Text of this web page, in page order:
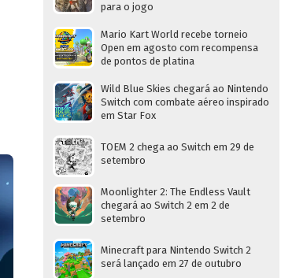
para o jogo
Mario Kart World recebe torneio
Open em agosto com recompensa
de pontos de platina
Wild Blue Skies chegará ao Nintendo
Switch com combate aéreo inspirado
em Star Fox
TOEM 2 chega ao Switch em 29 de
setembro
Moonlighter 2: The Endless Vault
chegará ao Switch 2 em 2 de
setembro
Minecraft para Nintendo Switch 2
será lançado em 27 de outubro